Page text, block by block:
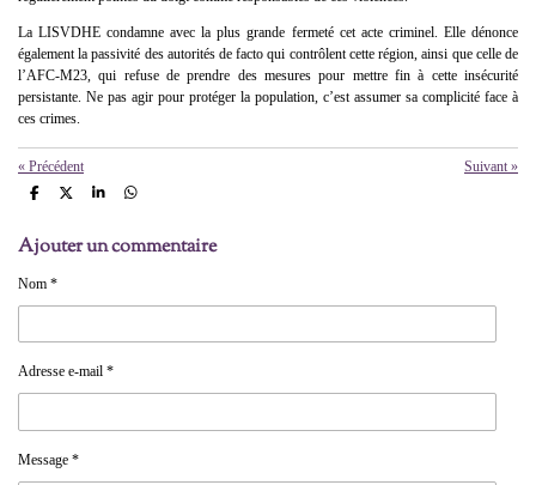
La LISVDHE condamne avec la plus grande fermeté cet acte criminel. Elle dénonce
également la passivité des autorités de facto qui contrôlent cette région, ainsi que celle de
l’AFC-M23, qui refuse de prendre des mesures pour mettre fin à cette insécurité
persistante. Ne pas agir pour protéger la population, c’est assumer sa complicité face à
ces crimes.
« Précédent Suivant »
P
t
a
e
P
t
a
P
t
a
P
t
a
Ajouter un commentaire
Nom *
Adresse e-mail *
Message *